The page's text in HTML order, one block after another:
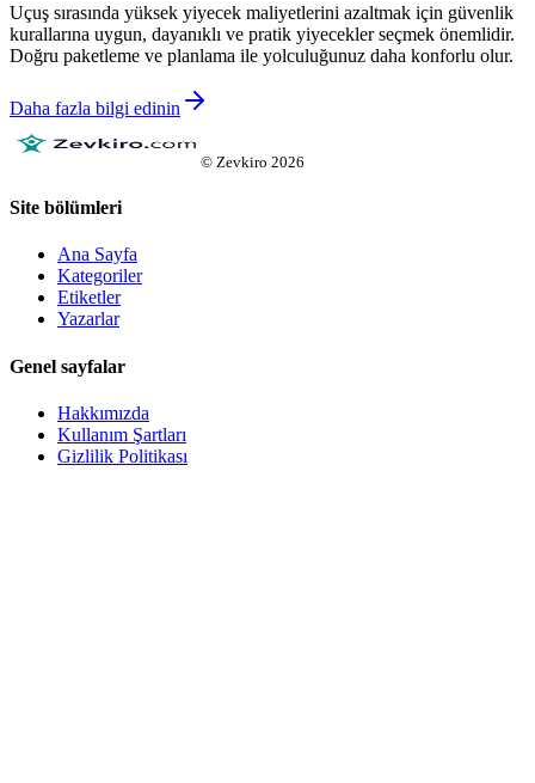
Uçuş sırasında yüksek yiyecek maliyetlerini azaltmak için güvenlik
kurallarına uygun, dayanıklı ve pratik yiyecekler seçmek önemlidir.
Doğru paketleme ve planlama ile yolculuğunuz daha konforlu olur.
Daha fazla bilgi edinin
© Zevkiro 2026
Site bölümleri
Ana Sayfa
Kategoriler
Etiketler
Yazarlar
Genel sayfalar
Hakkımızda
Kullanım Şartları
Gizlilik Politikası